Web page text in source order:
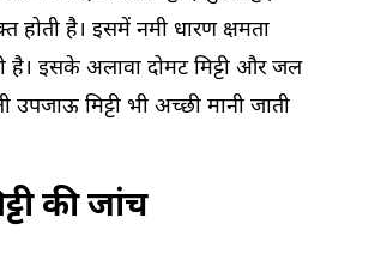
होती है। इसमें नमी धारण क्षमता
है। इसके अलावा दोमट मिट्टी और जल
उपजाऊ मिट्टी भी अच्छी मानी जाती
की जांच